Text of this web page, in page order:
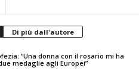
Di più dall'autore
“Una donna con il rosario mi ha
medaglie agli Europei”